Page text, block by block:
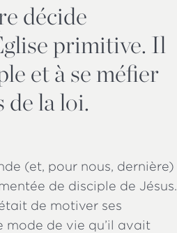
décide
primitive. Il
et à se méfier
de la loi.
(et, pour nous, dernière)
de disciple de Jésus.
de motiver ses
de vie qu’il avait